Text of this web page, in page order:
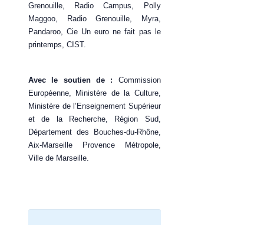
Grenouille, Radio Campus, Polly
Maggoo, Radio Grenouille, Myra,
Pandaroo, Cie Un euro ne fait pas le
printemps, CIST.
Avec le soutien de : Commission
Européenne, Ministère de la Culture,
Ministère de l’Enseignement Supérieur
et de la Recherche, Région Sud,
Département des Bouches-du-Rhône,
Aix-Marseille Provence Métropole,
Ville de Marseille.